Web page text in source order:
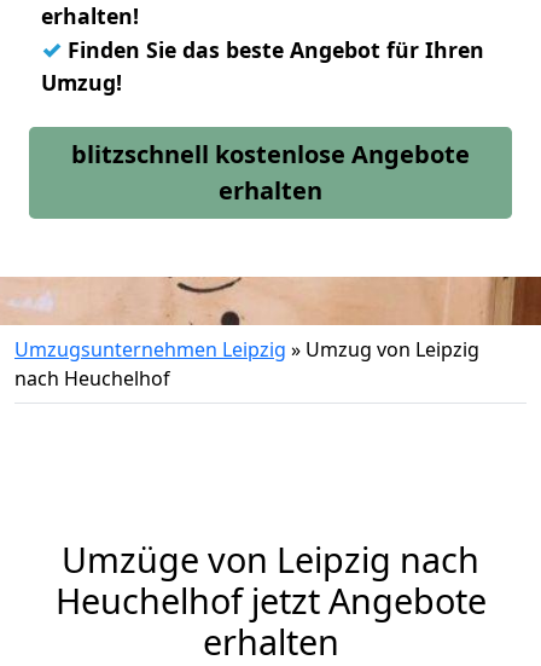
erhalten!
✓ Finden Sie das beste Angebot für Ihren
Umzug!
blitzschnell kostenlose Angebote
erhalten
Umzugsunternehmen Leipzig » Umzug von Leipzig
nach Heuchelhof
Umzüge von Leipzig nach
Heuchelhof jetzt Angebote
erhalten